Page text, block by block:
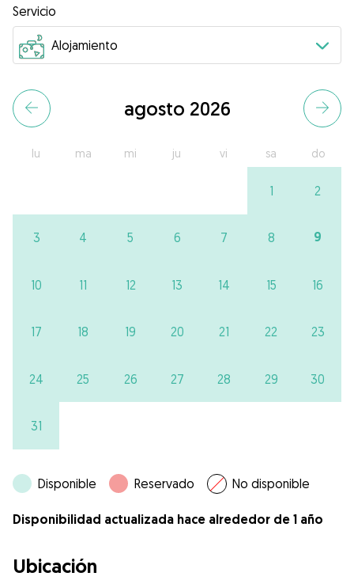
Servicio
agosto 2026
lu ma mi ju vi sa do
1 2
3 4 5 6 7 8 9
10 11 12 13 14 15 16
17 18 19 20 21 22 23
24 25 26 27 28 29 30
31
Disponible Reservado No disponible
Disponibilidad actualizada hace alrededor de 1 año
Ubicación